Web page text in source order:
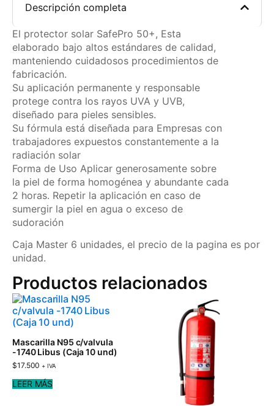
Descripción completa
El protector solar SafePro 50+, Esta
elaborado bajo altos estándares de calidad,
manteniendo cuidadosos procedimientos de
fabricación.
Su aplicación permanente y responsable
protege contra los rayos UVA y UVB,
diseñado para pieles sensibles.
Su fórmula está diseñada para Empresas con
trabajadores expuestos constantemente a la
radiación solar
Forma de Uso Aplicar generosamente sobre
la piel de forma homogénea y abundante cada
2 horas. Repetir la aplicación en caso de
sumergir la piel en agua o exceso de
sudoración
Caja Master 6 unidades, el precio de la pagina es por
unidad.
Productos relacionados
Mascarilla N95 c/valvula
-1740 Libus (Caja 10 und)
$17.500 + IVA
LEER MÁS